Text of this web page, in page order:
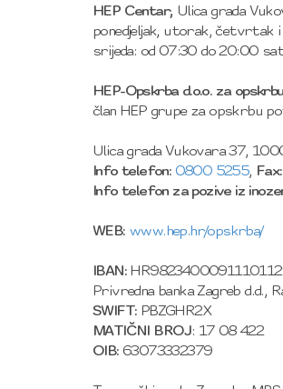
HEP Centar, Ulica grada
ponedjeljak, utorak, četvrtak
srijeda: od 07:30 do 20:00
HEP-Opskrba d.o.o. za
član HEP grupe za opskrbu
Ulica grada Vukovara 37,
Info telefon: 0800 5255, Fax:
Info telefon za pozive iz
WEB: www.hep.hr/opskrba/
IBAN:
Privredna banka Zagreb d.d.,
SWIFT:PBZGHR2X
MATIČNI BROJ: 17 08 422
OIB:63073332379